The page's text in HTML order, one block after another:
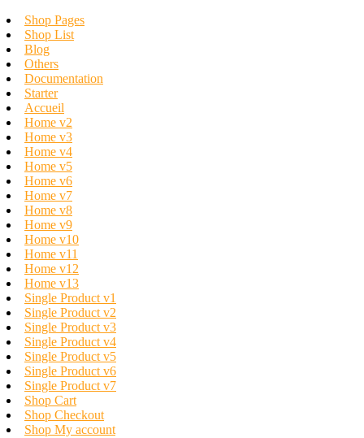
Shop Pages
Shop List
Blog
Others
Documentation
Starter
Accueil
Home v2
Home v3
Home v4
Home v5
Home v6
Home v7
Home v8
Home v9
Home v10
Home v11
Home v12
Home v13
Single Product v1
Single Product v2
Single Product v3
Single Product v4
Single Product v5
Single Product v6
Single Product v7
Shop Cart
Shop Checkout
Shop My account